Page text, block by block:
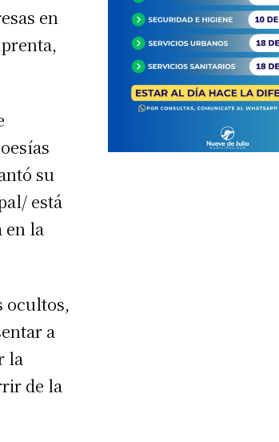
en
su
está
en la
ocultos,
a
la
de la